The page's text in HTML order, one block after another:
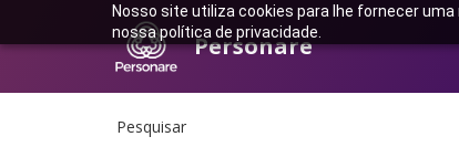
Nosso site utiliza cookies para lhe fornecer
nossa política de privacidade.
Personare
Pesquisar